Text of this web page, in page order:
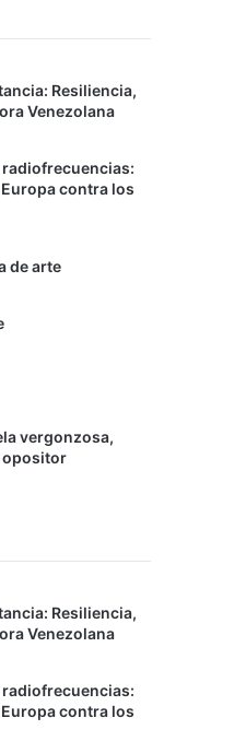
Resiliencia,
Venezolana
contra los
de arte
vergonzosa,
opositor
Resiliencia,
Venezolana
contra los